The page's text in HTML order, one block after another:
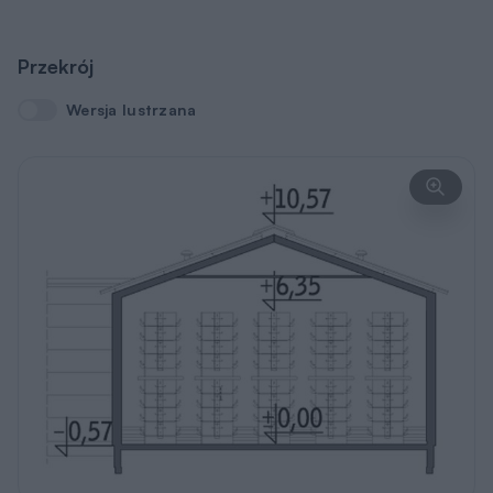
Przekrój
Wersja lustrzana
Wersja lustrzana